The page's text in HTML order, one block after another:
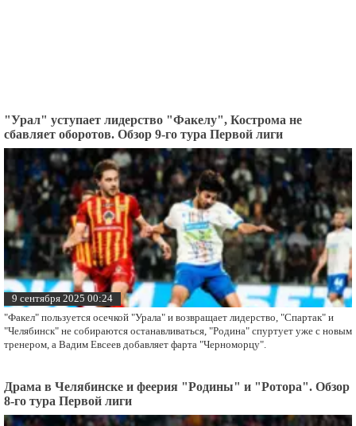
"Урал" уступает лидерство "Факелу", Кострома не
сбавляет оборотов. Обзор 9-го тура Первой лиги
9 сентября 2025 00:24
"Факел" пользуется осечкой "Урала" и возвращает лидерство, "Спартак" и
"Челябинск" не собираются останавливаться, "Родина" спуртует уже с новым
тренером, а Вадим Евсеев добавляет фарта "Черноморцу".
Драма в Челябинске и феерия "Родины" и "Ротора". Обзор
8-го тура Первой лиги